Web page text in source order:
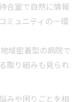
合室で自然に情報
ミュニティの一環
域密着型の病院で
取り組みも見られ
みや困りごとを相